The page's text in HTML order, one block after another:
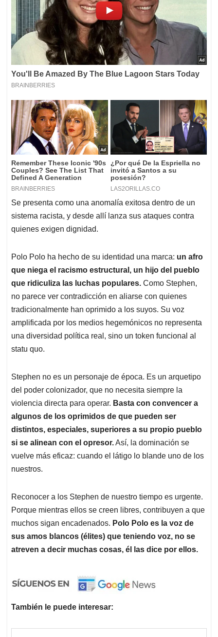
Se presenta como una anomalía exitosa dentro de un
sistema racista, y desde allí lanza sus ataques contra
quienes exigen dignidad.
Polo Polo ha hecho de su identidad una marca: un afro
que niega el racismo estructural, un hijo del pueblo
que ridiculiza las luchas populares. Como Stephen,
no parece ver contradicción en aliarse con quienes
tradicionalmente han oprimido a los suyos. Su voz
amplificada por los medios hegemónicos no representa
una diversidad política real, sino un token funcional al
statu quo.
Stephen no es un personaje de época. Es un arquetipo
del poder colonizador, que no necesita siempre la
violencia directa para operar. Basta con convencer a
algunos de los oprimidos de que pueden ser
distintos, especiales, superiores a su propio pueblo
si se alinean con el opresor.Así, la dominación se
vuelve más eficaz: cuando el látigo lo blande uno de los
nuestros.
Reconocer a los Stephen de nuestro tiempo es urgente.
Porque mientras ellos se creen libres, contribuyen a que
muchos sigan encadenados. Polo Polo es la voz de
sus amos blancos (élites) que teniendo voz, no se
atreven a decir muchas cosas, él las dice por ellos.
También le puede interesar: